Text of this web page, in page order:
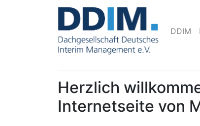
DDIM
Herzlich
Internetseite von